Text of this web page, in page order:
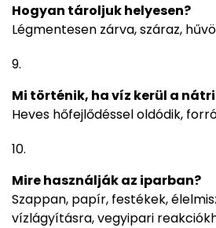
Hogyan tároljuk helyesen?
Légmentesen zárva, száraz,
Mi történik, ha víz kerül a
Heves hőfejlődéssel oldódik,
Mire használják az iparban?
Szappan, papír, festékek,
vízlágyításra, vegyipari